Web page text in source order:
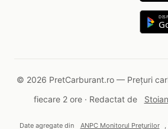
© 2026 PretCarburant.ro — Prețuri
fiecare 2 ore · Redactat de
Date agregate din ANPC Monitorul Prețurilor